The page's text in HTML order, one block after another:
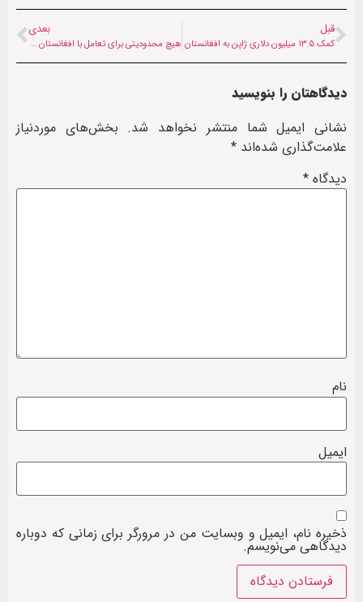
قبل
کمک ۱۳.۵ میلیون دلاری ژاپن به افغانستان
بعدی
هیچ محدودیتی برای تعامل با افغانستان نداریم
دیدگاهتان را بنویسید
نشانی ایمیل شما منتشر نخواهد شد. بخش‌های موردنیاز
علامت‌گذاری شده‌اند *
دیدگاه *
نام
ایمیل
ذخیره نام، ایمیل و وبسایت من در مرورگر برای زمانی که دوباره
دیدگاهی می‌نویسم.